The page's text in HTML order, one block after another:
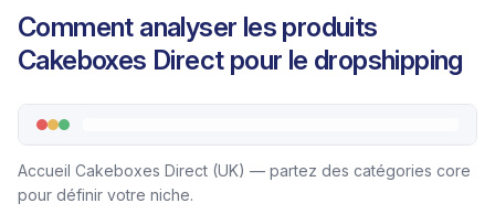
Comment analyser les produits
Cakeboxes Direct pour le dropshipping
Accueil Cakeboxes Direct (UK) — partez des catégories core
pour définir votre niche.